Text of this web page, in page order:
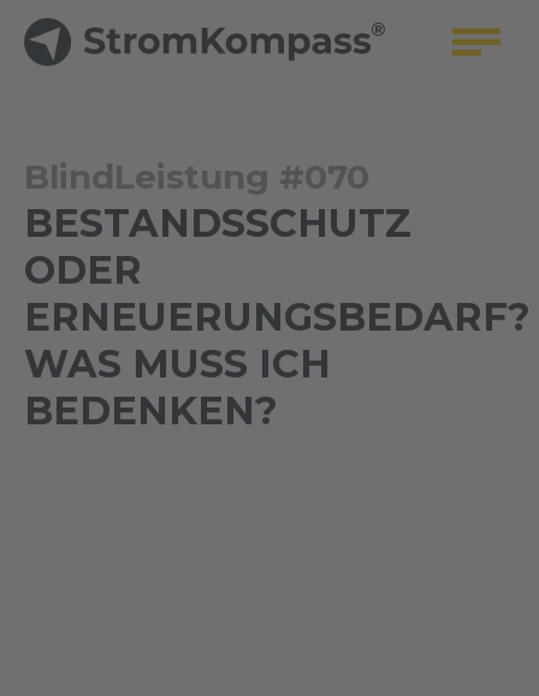
BlindLeistung #070
BESTANDSSCHUTZ
ODER
ERNEUERUNGSBEDARF?
WAS MUSS ICH
BEDENKEN?